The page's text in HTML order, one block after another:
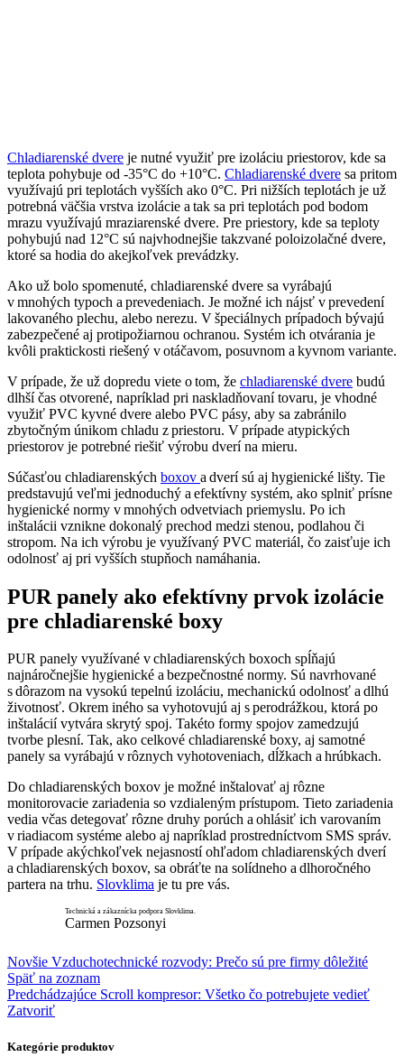
Chladiarenské dvere je nutné využiť pre izoláciu priestorov, kde sa
teplota pohybuje od -35°C do +10°C. Chladiarenské dvere sa pritom
využívajú pri teplotách vyšších ako 0°C. Pri nižších teplotách je už
potrebná väčšia vrstva izolácie a tak sa pri teplotách pod bodom
mrazu využívajú mraziarenské dvere. Pre priestory, kde sa teploty
pohybujú nad 12°C sú najvhodnejšie takzvané poloizolačné dvere,
ktoré sa hodia do akejkoľvek prevádzky.
Ako už bolo spomenuté, chladiarenské dvere sa vyrábajú
v mnohých typoch a prevedeniach. Je možné ich nájsť v prevedení
lakovaného plechu, alebo nerezu. V špeciálnych prípadoch bývajú
zabezpečené aj protipožiarnou ochranou. Systém ich otvárania je
kvôli praktickosti riešený v otáčavom, posuvnom a kyvnom variante.
V prípade, že už dopredu viete o tom, že chladiarenské dvere budú
dlhší čas otvorené, napríklad pri naskladňovaní tovaru, je vhodné
využiť PVC kyvné dvere alebo PVC pásy, aby sa zabránilo
zbytočným únikom chladu z priestoru. V prípade atypických
priestorov je potrebné riešiť výrobu dverí na mieru.
Súčasťou chladiarenských boxov a dverí sú aj hygienické lišty. Tie
predstavujú veľmi jednoduchý a efektívny systém, ako splniť prísne
hygienické normy v mnohých odvetviach priemyslu. Po ich
inštalácii vznikne dokonalý prechod medzi stenou, podlahou či
stropom. Na ich výrobu je využívaný PVC materiál, čo zaisťuje ich
odolnosť aj pri vyšších stupňoch namáhania.
PUR panely ako efektívny prvok izolácie
pre chladiarenské boxy
PUR panely využívané v chladiarenských boxoch spĺňajú
najnáročnejšie hygienické a bezpečnostné normy. Sú navrhované
s dôrazom na vysokú tepelnú izoláciu, mechanickú odolnosť a dlhú
životnosť. Okrem iného sa vyhotovujú aj s perodrážkou, ktorá po
inštalácií vytvára skrytý spoj. Takéto formy spojov zamedzujú
tvorbe plesní. Tak, ako celkové chladiarenské boxy, aj samotné
panely sa vyrábajú v rôznych vyhotoveniach, dĺžkach a hrúbkach.
Do chladiarenských boxov je možné inštalovať aj rôzne
monitorovacie zariadenia so vzdialeným prístupom. Tieto zariadenia
vedia včas detegovať rôzne druhy porúch a ohlásiť ich varovaním
v riadiacom systéme alebo aj napríklad prostredníctvom SMS správ.
V prípade akýchkoľvek nejasností ohľadom chladiarenských dverí
a chladiarenských boxov, sa obráťte na solídneho a dlhoročného
partera na trhu. Slovklima je tu pre vás.
Technická a zákaznícka podpora Slovklima.
Carmen Pozsonyi
Novšie Vzduchotechnické rozvody: Prečo sú pre firmy dôležité
Späť na zoznam
Predchádzajúce Scroll kompresor: Všetko čo potrebujete vedieť
Zatvoriť
Kategórie produktov